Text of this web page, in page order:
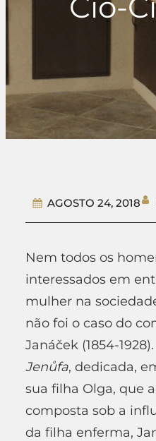
AGOSTO 24, 2018
Nem todos os
interessados em
mulher na
não foi o caso do
Janáček (1854-
Jenůfa, dedicada,
sua filha Olga, que
composta sob a
da filha enferma,